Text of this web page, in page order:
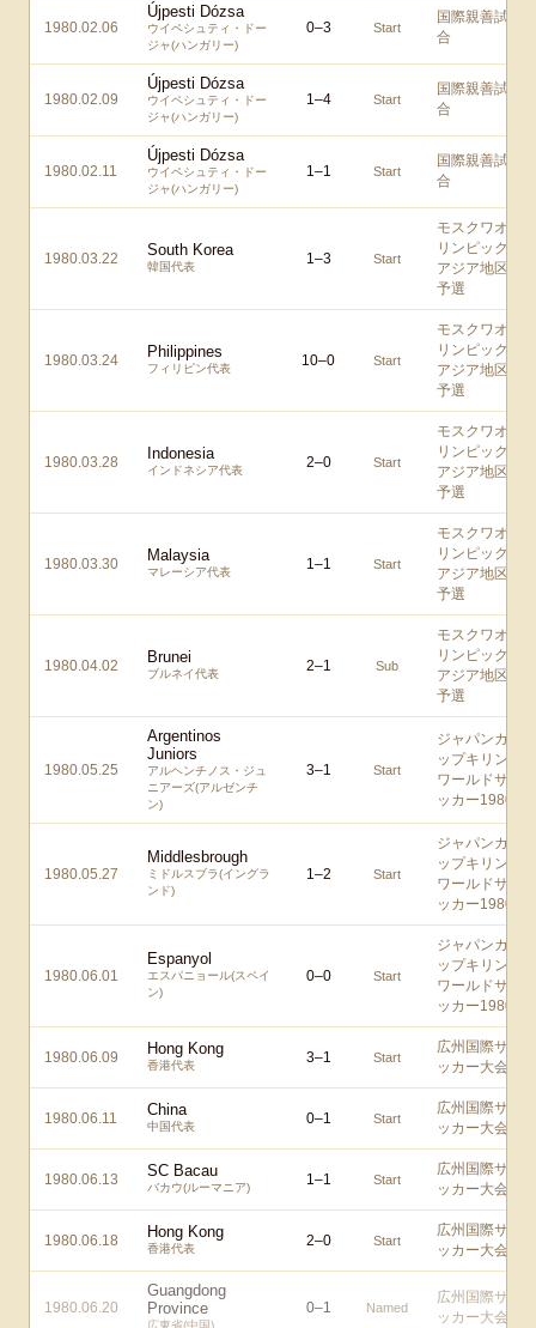
1980.02.06
Újpesti Dózsa
ウイペシュティ・ドー
ジャ(ハンガリー)
0–3 Start
国際親善試
合
1980.02.09
Újpesti Dózsa
ウイペシュティ・ドー
ジャ(ハンガリー)
1–4 Start
国際親善試
合
1980.02.11
Újpesti Dózsa
ウイペシュティ・ドー
ジャ(ハンガリー)
1–1 Start
国際親善試
合
1980.03.22 South Korea
韓国代表 1–3 Start
モスクワオ
リンピック
アジア地区
予選
1980.03.24 Philippines
フィリピン代表 10–0 Start
モスクワオ
リンピック
アジア地区
予選
1980.03.28 Indonesia
インドネシア代表 2–0 Start
モスクワオ
リンピック
アジア地区
予選
1980.03.30 Malaysia
マレーシア代表 1–1 Start
モスクワオ
リンピック
アジア地区
予選
1980.04.02 Brunei
ブルネイ代表 2–1 Sub
モスクワオ
リンピック
アジア地区
予選
1980.05.25
Argentinos
Juniors
アルヘンチノス・ジュ
ニアーズ(アルゼンチ
ン)
3–1 Start
ジャパンカ
ップキリン
ワールドサ
ッカー1980
1980.05.27
Middlesbrough
ミドルスブラ(イングラ
ンド)
1–2 Start
ジャパンカ
ップキリン
ワールドサ
ッカー1980
1980.06.01
Espanyol
エスパニョール(スペイ
ン)
0–0 Start
ジャパンカ
ップキリン
ワールドサ
ッカー1980
1980.06.09 Hong Kong
香港代表 3–1 Start
広州国際サ
ッカー大会
1980.06.11 China
中国代表 0–1 Start
広州国際サ
ッカー大会
1980.06.13 SC Bacau
バカウ(ルーマニア) 1–1 Start
広州国際サ
ッカー大会
1980.06.18 Hong Kong
香港代表 2–0 Start
広州国際サ
ッカー大会
1980.06.20
Guangdong
Province
広東省(中国)
0–1 Named
広州国際サ
ッカー大会